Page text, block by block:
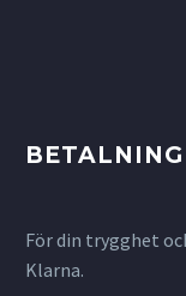
BETALNING
För din trygghet
Klarna.